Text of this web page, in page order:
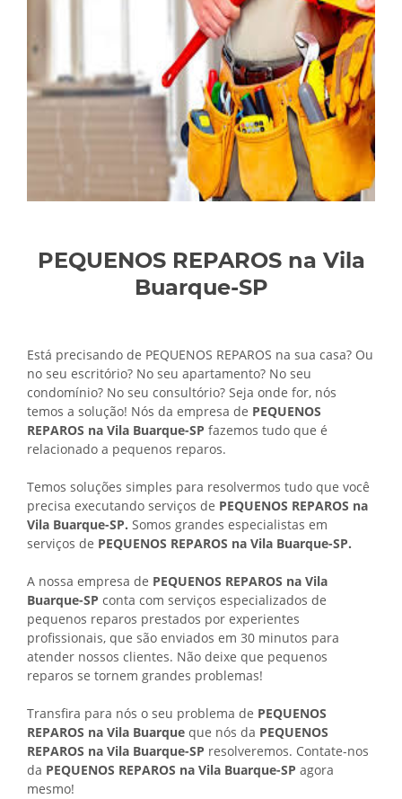
PEQUENOS REPAROS na Vila
Buarque-SP
Está precisando de PEQUENOS REPAROS na sua casa? Ou
no seu escritório? No seu apartamento? No seu
condomínio? No seu consultório? Seja onde for, nós
temos a solução! Nós da empresa de PEQUENOS
REPAROS na Vila Buarque-SP fazemos tudo que é
relacionado a pequenos reparos.
Temos soluções simples para resolvermos tudo que você
precisa executando serviços de PEQUENOS REPAROS na
Vila Buarque-SP. Somos grandes especialistas em
serviços de PEQUENOS REPAROS na Vila Buarque-SP.
A nossa empresa de PEQUENOS REPAROS na Vila
Buarque-SP conta com serviços especializados de
pequenos reparos prestados por experientes
profissionais, que são enviados em 30 minutos para
atender nossos clientes. Não deixe que pequenos
reparos se tornem grandes problemas!
Transfira para nós o seu problema de PEQUENOS
REPAROS na Vila Buarque que nós da PEQUENOS
REPAROS na Vila Buarque-SP resolveremos. Contate-nos
da PEQUENOS REPAROS na Vila Buarque-SP agora
mesmo!